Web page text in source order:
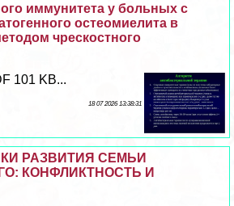
иммунитета у больных с
остеомиелита в
чрескостного
101 KB...
18 07 2026 13:38:31
РАЗВИТИЯ СЕМЬИ
КОНФЛИКТНОСТЬ И